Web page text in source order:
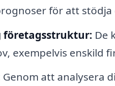
för att stödja
företagsstruktur: De
exempelvis enskild
Genom att analysera